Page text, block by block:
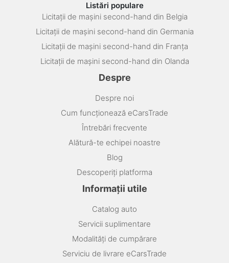
Listări populare
Licitații de mașini second-hand din Belgia
Licitații de mașini second-hand din Germania
Licitații de mașini second-hand din Franța
Licitații de mașini second-hand din Olanda
Despre
Despre noi
Cum funcționează eCarsTrade
Întrebări frecvente
Alătură-te echipei noastre
Blog
Descoperiți platforma
Informații utile
Catalog auto
Servicii suplimentare
Modalități de cumpărare
Serviciu de livrare eCarsTrade